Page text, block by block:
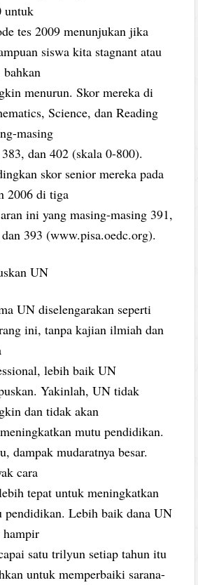
untuk
tes 2009 menunjukan jika
siswa kita stagnant atau
bahkan
menurun. Skor mereka di
Science, dan Reading
masing
dan 402 (skala 0-800).
skor senior mereka pada
2006 di tiga
ini yang masing-masing 391,
393 (www.pisa.oedc.org).
UN
UN diselengarakan seperti
ini, tanpa kajian ilmiah dan
lebih baik UN
Yakinlah, UN tidak
dan tidak akan
mutu pendidikan.
dampak mudaratnya besar.
cara
tepat untuk meningkatkan
pendidikan. Lebih baik dana UN
hampir
satu trilyun setiap tahun itu
untuk memperbaiki sarana-